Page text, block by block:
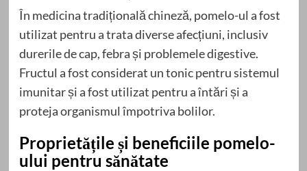
În medicina tradițională chineză, pomelo-ul a fost
utilizat pentru a trata diverse afecțiuni, inclusiv
durerile de cap, febra și problemele digestive.
Fructul a fost considerat un tonic pentru sistemul
imunitar și a fost utilizat pentru a întări și a
proteja organismul împotriva bolilor.
Proprietățile și beneficiile pomelo-
ului pentru sănătate